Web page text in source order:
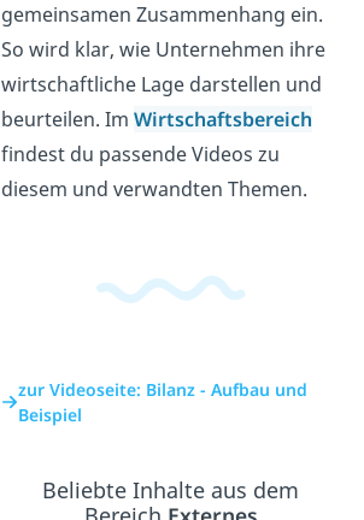
gemeinsamen Zusammenhang ein.
So wird klar, wie Unternehmen ihre
wirtschaftliche Lage darstellen und
beurteilen. ImWirtschaftsbereich
findest du passende Videos zu
diesem und verwandten Themen.
zur Videoseite: Bilanz - Aufbau und
Beispiel
Beliebte Inhalte aus dem